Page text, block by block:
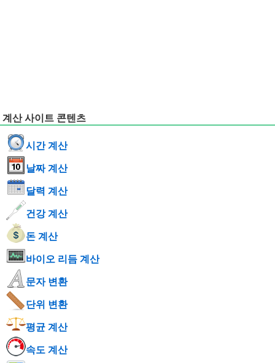
계산 사이트 콘텐츠
시간 계산
날짜 계산
달력 계산
건강 계산
돈 계산
바이오 리듬 계산
문자 변환
단위 변환
평균 계산
속도 계산